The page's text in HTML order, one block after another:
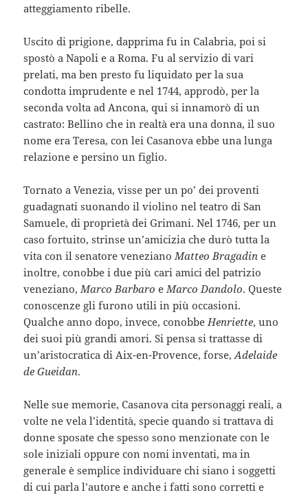
atteggiamento ribelle.
Uscito di prigione, dapprima fu in Calabria, poi si
spostò a Napoli e a Roma. Fu al servizio di vari
prelati, ma ben presto fu liquidato per la sua
condotta imprudente e nel 1744, approdò, per la
seconda volta ad Ancona, qui si innamorò di un
castrato: Bellino che in realtà era una donna, il suo
nome era Teresa, con lei Casanova ebbe una lunga
relazione e persino un figlio.
Tornato a Venezia, visse per un po’ dei proventi
guadagnati suonando il violino nel teatro di San
Samuele, di proprietà dei Grimani. Nel 1746, per un
caso fortuito, strinse un’amicizia che durò tutta la
vita con il senatore veneziano Matteo Bragadin e
inoltre, conobbe i due più cari amici del patrizio
veneziano, Marco Barbaro e Marco Dandolo. Queste
conoscenze gli furono utili in più occasioni.
Qualche anno dopo, invece, conobbe Henriette, uno
dei suoi più grandi amori. Si pensa si trattasse di
un’aristocratica di Aix-en-Provence, forse,Adelaide
de Gueidan.
Nelle sue memorie, Casanova cita personaggi reali, a
volte ne vela l’identità, specie quando si trattava di
donne sposate che spesso sono menzionate con le
sole iniziali oppure con nomi inventati, ma in
generale è semplice individuare chi siano i soggetti
di cui parla l’autore e anche i fatti sono corretti e